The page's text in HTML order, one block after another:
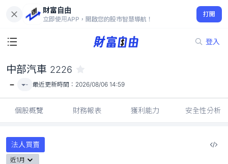
財富自由
立即使用APP，開啟您的股市智慧導航！
打開
登入
-
中部汽車 2226
- - 最近更新時間： 2026/08/06 14:59
個股概覽 財務報表 獲利能力 安全性分析
法人買賣
近1月